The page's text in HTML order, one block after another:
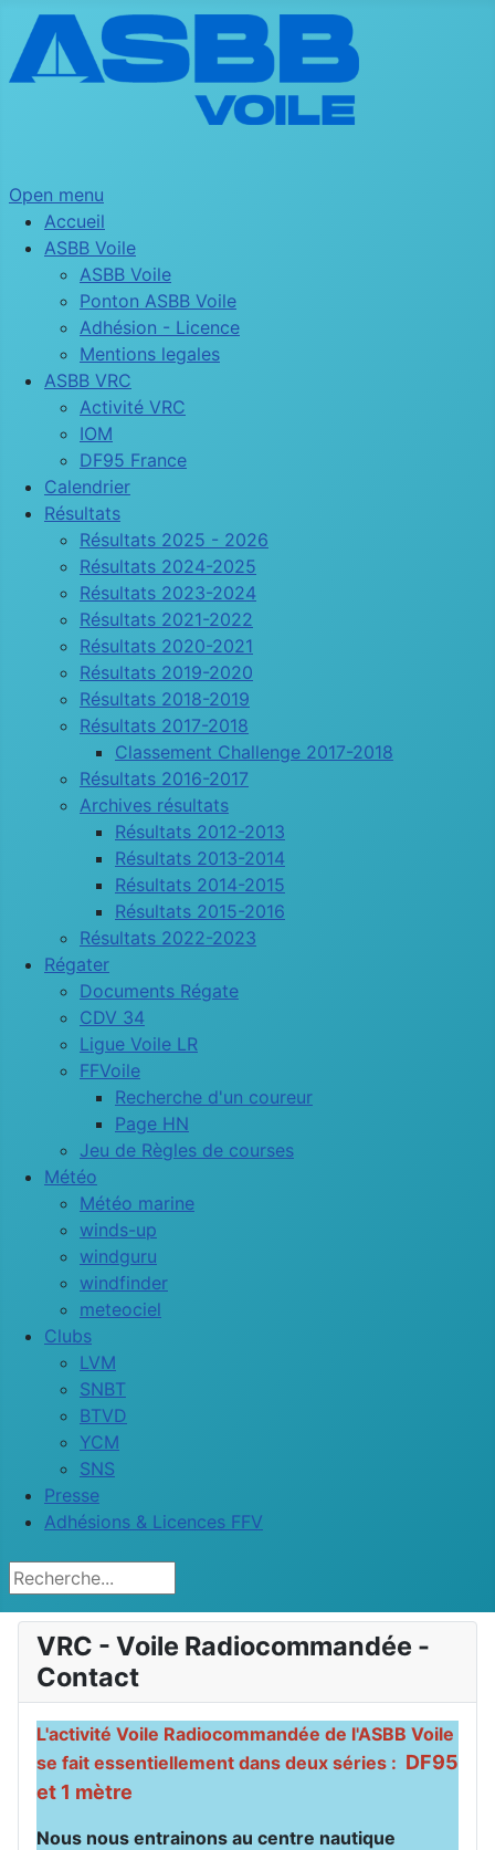
Open menu
Accueil
ASBB Voile
ASBB Voile
Ponton ASBB Voile
Adhésion - Licence
Mentions legales
ASBB VRC
Activité VRC
IOM
DF95 France
Calendrier
Résultats
Résultats 2025 - 2026
Résultats 2024-2025
Résultats 2023-2024
Résultats 2021-2022
Résultats 2020-2021
Résultats 2019-2020
Résultats 2018-2019
Résultats 2017-2018
Classement Challenge 2017-2018
Résultats 2016-2017
Archives résultats
Résultats 2012-2013
Résultats 2013-2014
Résultats 2014-2015
Résultats 2015-2016
Résultats 2022-2023
Régater
Documents Régate
CDV 34
Ligue Voile LR
FFVoile
Recherche d'un coureur
Page HN
Jeu de Règles de courses
Météo
Météo marine
winds-up
windguru
windfinder
meteociel
Clubs
LVM
SNBT
BTVD
YCM
SNS
Presse
Adhésions & Licences FFV
Rechercher
VRC - Voile Radiocommandée -
Contact
L'activité Voile Radiocommandée de l'ASBB Voile
se fait essentiellement dans deux séries : DF95
et 1 mètre
Nous nous entrainons au centre nautique